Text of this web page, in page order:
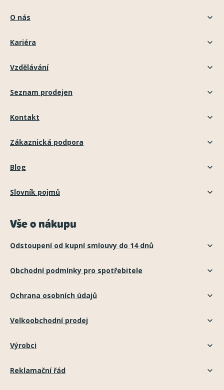
O nás
Kariéra
Vzdělávání
Seznam prodejen
Kontakt
Zákaznická podpora
Blog
Slovník pojmů
Vše o nákupu
Odstoupení od kupní smlouvy do 14 dnů
Obchodní podmínky pro spotřebitele
Ochrana osobních údajů
Velkoobchodní prodej
Výrobci
Reklamační řád